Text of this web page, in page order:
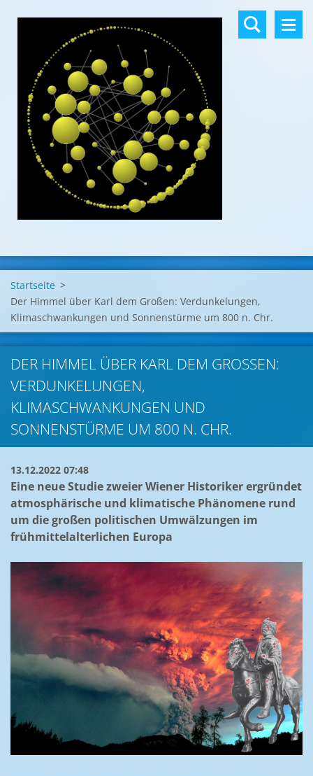
Startseite >
Der Himmel über Karl dem Großen: Verdunkelungen,
Klimaschwankungen und Sonnenstürme um 800 n. Chr.
DER HIMMEL ÜBER KARL DEM GROSSEN: V
ERDUNKELUNGEN, K
LIMASCHWANKUNGEN UND S
ONNENSTÜRME UM 800 N. CHR.
13.12.2022 07:48
Eine neue Studie zweier Wiener Historiker ergründet
atmosphärische und klimatische Phänomene rund
um die großen politischen Umwälzungen im
frühmittelalterlichen Europa